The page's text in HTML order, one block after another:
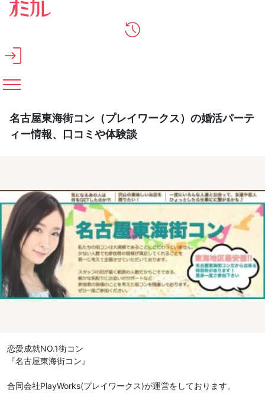
メインコンテンツへスキップ
名古屋東海街コン（プレイワークス）の婚活パーテ
ィー情報、口コミや体験談
恋愛成就NO.1街コン
『名古屋東海街コン』
合同会社PlayWorks(プレイワークス)が運営をしております。